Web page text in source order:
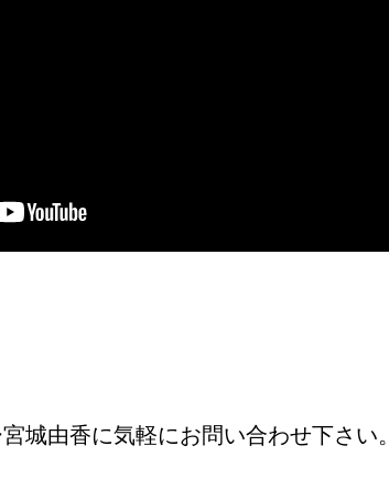
城由香に気軽にお問い合わせ下さい。